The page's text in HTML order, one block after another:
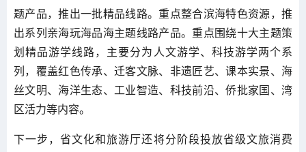
题产品，推出一批精品线路。重点整合滨海特色资源，推
出系列亲海玩海品海主题线路产品。重点围绕十大主题策
划精品游学线路，主要分为人文游学、科技游学两个系
列，覆盖红色传承、迁客文脉、非遗匠艺、课本实景、海
丝文明、海洋生态、工业智造、科技前沿、侨批家国、湾
区活力等内容。
下一步，省文化和旅游厅还将分阶段投放省级文旅消费